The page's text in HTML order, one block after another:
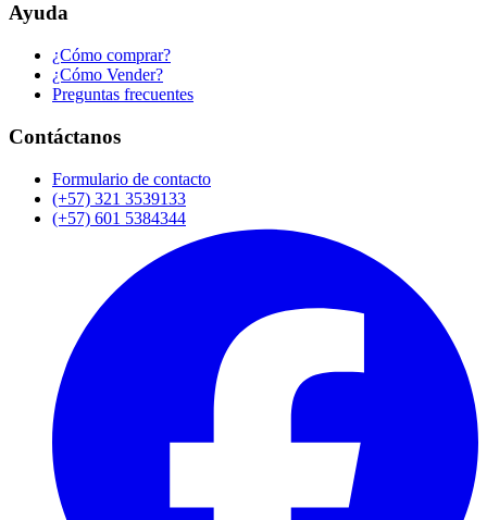
Ayuda
¿Cómo comprar?
¿Cómo Vender?
Preguntas frecuentes
Contáctanos
Formulario de contacto
(+57) 321 3539133
(+57) 601 5384344